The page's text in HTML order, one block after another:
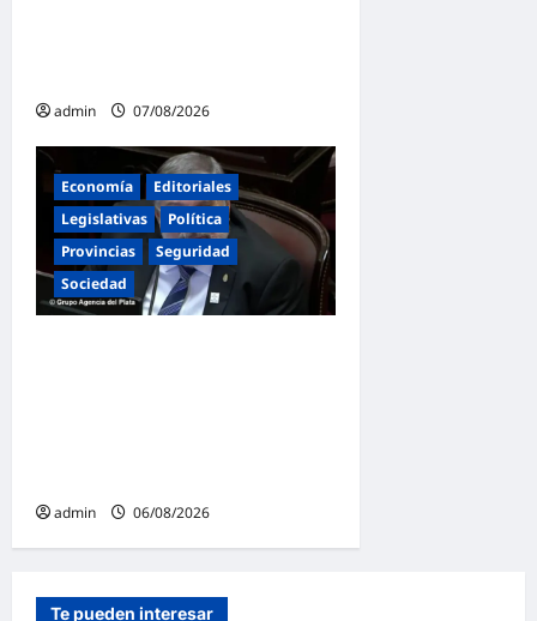
admin 07/08/2026
Economía
Editoriales
Legislativas
Política
Provincias
Seguridad
Sociedad
admin 06/08/2026
Te pueden interesar